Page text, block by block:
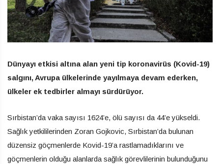
Dünyayı etkisi altına alan yeni tip koronavirüs (Kovid-19)
salgını, Avrupa ülkelerinde yayılmaya devam ederken,
ülkeler ek tedbirler almayı sürdürüyor.
Sırbistan’da vaka sayısı 1624’e, ölü sayısı da 44’e yükseldi.
Sağlık yetkililerinden Zoran Gojkovic, Sırbistan’da bulunan
düzensiz göçmenlerde Kovid-19’a rastlamadıklarını ve
göçmenlerin olduğu alanlarda sağlık görevlilerinin bulunduğunu